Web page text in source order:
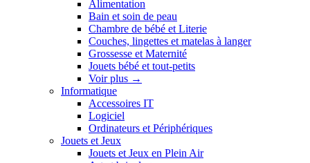
Alimentation
Bain et soin de peau
Chambre de bébé et Literie
Couches, lingettes et matelas à langer
Grossesse et Maternité
Jouets bébé et tout-petits
Voir plus →
Informatique
Accessoires IT
Logiciel
Ordinateurs et Périphériques
Jouets et Jeux
Jouets et Jeux en Plein Air